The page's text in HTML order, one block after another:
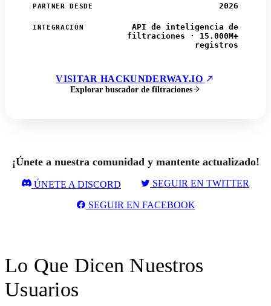
PARTNER DESDE 2026
INTEGRACIÓN
API de inteligencia de
filtraciones · 15.000M+
registros
VISITAR HACKUNDERWAY.IO
Explorar buscador de filtraciones
¡Únete a nuestra comunidad y mantente actualizado!
ÚNETE A DISCORD SEGUIR EN TWITTER
SEGUIR EN FACEBOOK
Lo Que Dicen Nuestros
Usuarios